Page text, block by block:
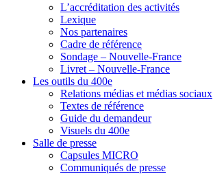
L’accréditation des activités
Lexique
Nos partenaires
Cadre de référence
Sondage – Nouvelle-France
Livret – Nouvelle-France
Les outils du 400e
Relations médias et médias sociaux
Textes de référence
Guide du demandeur
Visuels du 400e
Salle de presse
Capsules MICRO
Communiqués de presse